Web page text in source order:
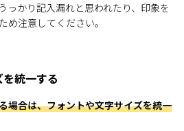
っかり記入漏れと思われたり、印象を
め注意してください。
統一する
場合は、フォントや文字サイズを統一